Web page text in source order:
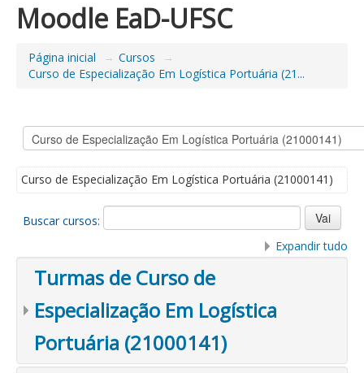
Moodle EaD-UFSC
Página inicial → Cursos
→
Curso de Especialização Em Logística Portuária (21...
Curso de Especialização Em Logística Portuária (21000141)
Buscar cursos:
Expandir tudo
Turmas de Curso de
Especialização Em Logística
Portuária (21000141)